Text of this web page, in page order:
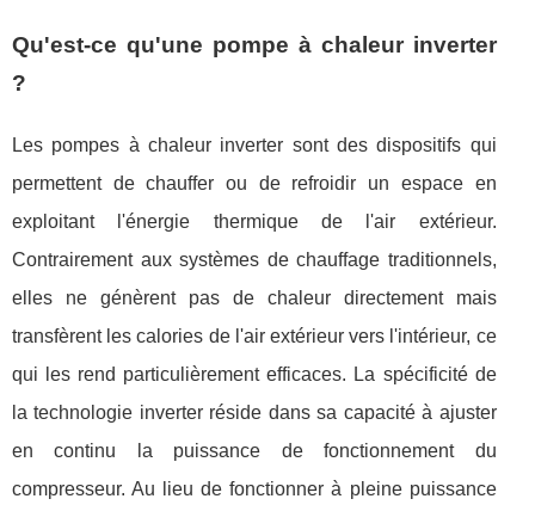
Qu'est-ce qu'une pompe à chaleur inverter
?
Les pompes à chaleur inverter sont des dispositifs qui
permettent de chauffer ou de refroidir un espace en
exploitant l'énergie thermique de l'air extérieur.
Contrairement aux systèmes de chauffage traditionnels,
elles ne génèrent pas de chaleur directement mais
transfèrent les calories de l'air extérieur vers l'intérieur, ce
qui les rend particulièrement efficaces. La spécificité de
la technologie inverter réside dans sa capacité à ajuster
en continu la puissance de fonctionnement du
compresseur. Au lieu de fonctionner à pleine puissance